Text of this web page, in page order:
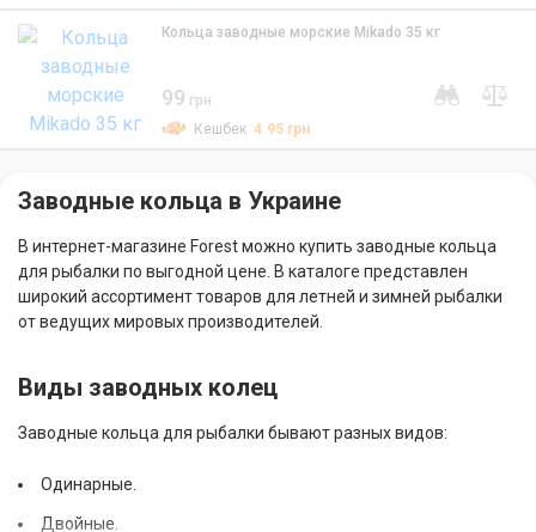
Кольца заводные морские Mikado 35 кг
99 грн
Кешбек4.95 грн
Заводные кольца в Украине
В интернет-магазине Forest можно купить заводные кольца
для рыбалки по выгодной цене. В каталоге представлен
широкий ассортимент товаров для летней и зимней рыбалки
от ведущих мировых производителей.
Виды заводных колец
Заводные кольца для рыбалки бывают разных видов:
Одинарные.
Двойные.